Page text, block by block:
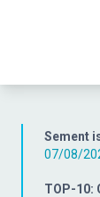
Sement
07/08/
TOP-10: